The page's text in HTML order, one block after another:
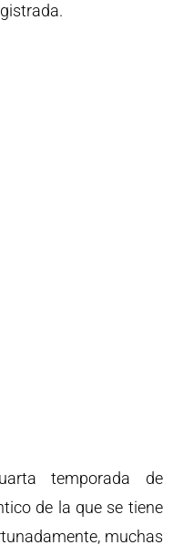
temporada de
de la que se tiene
muchas